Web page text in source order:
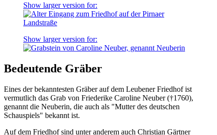
Show larger version for:
Show larger version for:
Bedeutende Gräber
Eines der bekanntesten Gräber auf dem Leubener Friedhof ist
vermutlich das Grab von Friederike Caroline Neuber (†1760),
genannt die Neuberin, die auch als "Mutter des deutschen
Schauspiels" bekannt ist.
Auf dem Friedhof sind unter anderem auch Christian Gärtner